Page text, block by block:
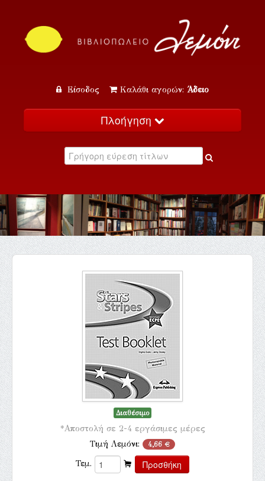
Είσοδος Καλάθι αγορών: Άδειο
Πλοήγηση
Κατάλογος
Εκδηλώσεις
Επικοινωνία
Διαθέσιμο
*Αποστολή σε 2-4 εργάσιμες μέρες
Τιμή Λεμόνι: 4,66 €
Τεμ.